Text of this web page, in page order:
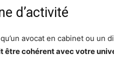
d’activité
avocat en cabinet ou
être cohérent avec votre